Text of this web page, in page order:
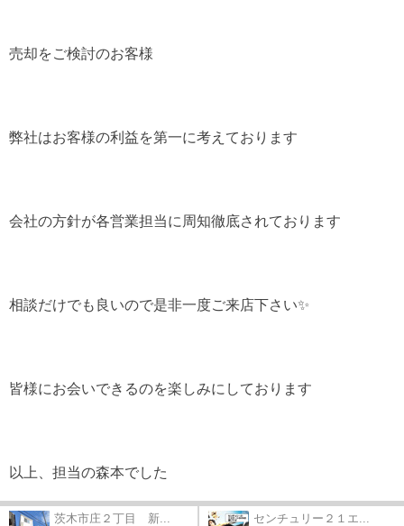
売却をご検討のお客様
弊社はお客様の利益を第一に考えております
会社の方針が各営業担当に周知徹底されております
相談だけでも良いので是非一度ご来店下さい✨
皆様にお会いできるのを楽しみにしております
以上、担当の森本でした
茨木市庄２丁目 新... センチュリー２１エ...